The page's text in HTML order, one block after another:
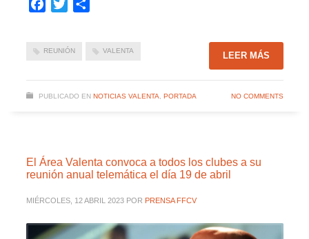
Facebook
Twitter
REUNIÓN VALENTA LEER MÁS
PUBLICADO EN NOTICIAS VALENTA, PORTADA NO COMMENTS
El Área Valenta convoca a todos los clubes a su
reunión anual telemática el día 19 de abril
MIÉRCOLES, 12 ABRIL 2023 POR PRENSA FFCV